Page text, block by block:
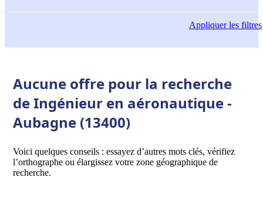
Appliquerles filtres
Aucune offre pour la recherche
de Ingénieur en aéronautique -
Aubagne (13400)
Voici quelques conseils : essayez d’autres mots clés, vérifiez
l’orthographe ou élargissez votre zone géographique de
recherche.